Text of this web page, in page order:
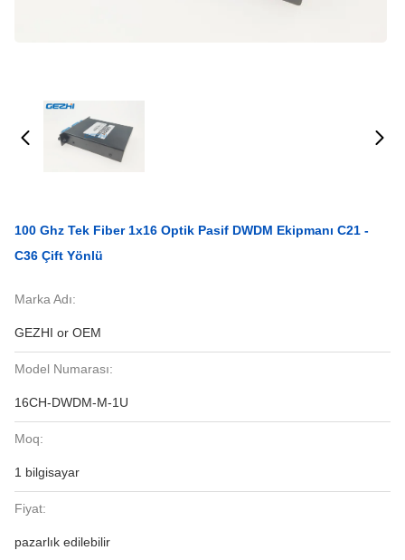
100 Ghz Tek Fiber 1x16 Optik Pasif DWDM Ekipmanı C21 -
C36 Çift Yönlü
Marka Adı:
GEZHI or OEM
Model Numarası:
16CH-DWDM-M-1U
Moq:
1 bilgisayar
Fiyat:
pazarlık edilebilir